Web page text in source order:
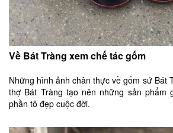
Về Bát Tràng xem chế tác gốm
Những hình ảnh chân thực về gốm sứ Bát
thợ Bát Tràng tạo nên những sản phẩm
phần tô đẹp cuộc đời.